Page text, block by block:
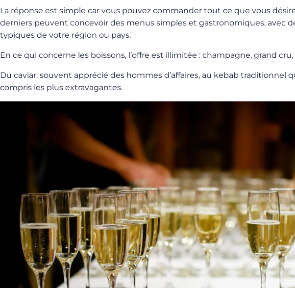
La réponse est simple car vous pouvez commander tout ce que vous
derniers peuvent concevoir des menus simples et gastronomiques, avec
typiques de votre région ou pays.
En ce qui concerne les boissons, l’offre est illimitée : champagne, grand
Du caviar, souvent apprécié des hommes d’affaires, au kebab
compris les plus extravagantes.